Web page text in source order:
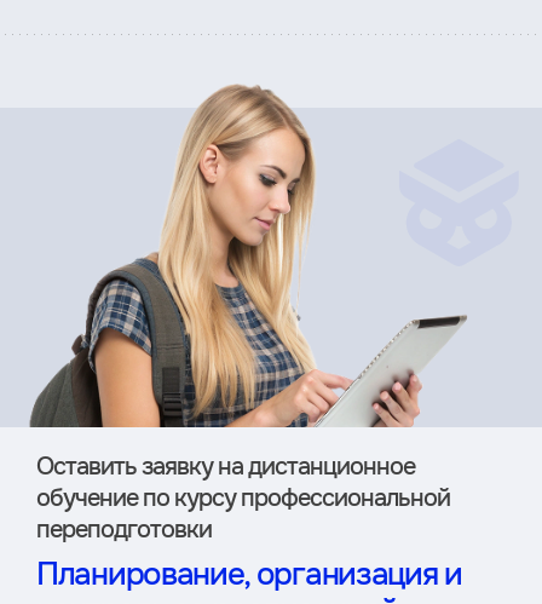
Оставить заявку на дистан­ционное
обучение по курсу профессиональной
переподготовки
Планирование, организация и